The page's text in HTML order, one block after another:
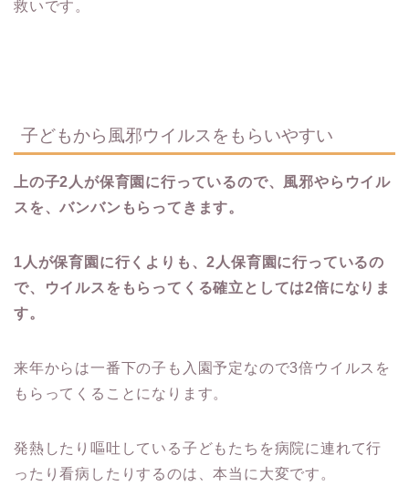
救いです。
子どもから風邪ウイルスをもらいやすい
上の子2人が保育園に行っているので、風邪やらウイル
スを、バンバンもらってきます。
1人が保育園に行くよりも、2人保育園に行っているの
で、ウイルスをもらってくる確立としては2倍になりま
す。
来年からは一番下の子も入園予定なので3倍ウイルスを
もらってくることになります。
発熱したり嘔吐している子どもたちを病院に連れて行
ったり看病したりするのは、本当に大変です。